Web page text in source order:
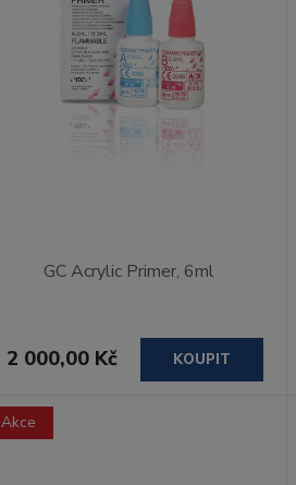
GC Acrylic Primer, 6ml
2 000,00 Kč KOUPIT
Akce